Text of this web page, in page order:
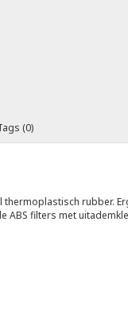
(0)
rubber.
ABS filters met